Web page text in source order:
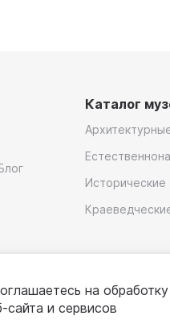
Каталог
Исторические
на обработку
сайта и сервисов